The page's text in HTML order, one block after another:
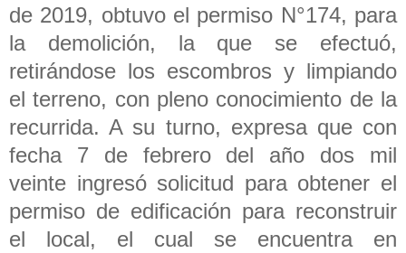
de 2019, obtuvo el permiso N°174, para
la demolición, la que se efectuó,
retirándose los escombros y limpiando
el terreno, con pleno conocimiento de la
recurrida. A su turno, expresa que con
fecha 7 de febrero del año dos mil
veinte ingresó solicitud para obtener el
permiso de edificación para reconstruir
el local, el cual se encuentra en